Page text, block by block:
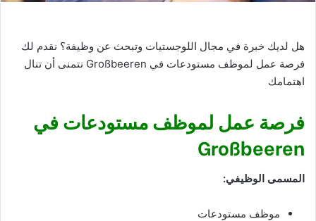
هل لديك خبرة في مجال اللوجستيات وتبحث عن وظيفة؟ نقدم لك
فرصة عمل لموظف مستودعات في Großbeeren نتمنى أن تنال
اهتمامك
فرصة عمل لموظف مستودعات في
Großbeeren
المسمى الوظيفي:
موظف مستودعات